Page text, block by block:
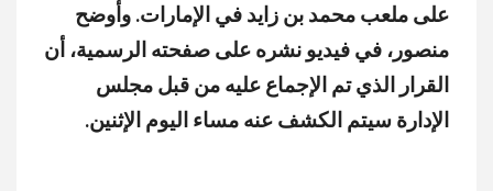
على ملعب محمد بن زايد في الإمارات. وأوضح
منصور، في فيديو نشره على صفحته الرسمية، أن
القرار الذي تم الإجماع عليه من قبل مجلس
الإدارة سيتم الكشف عنه مساء اليوم الإثنين.